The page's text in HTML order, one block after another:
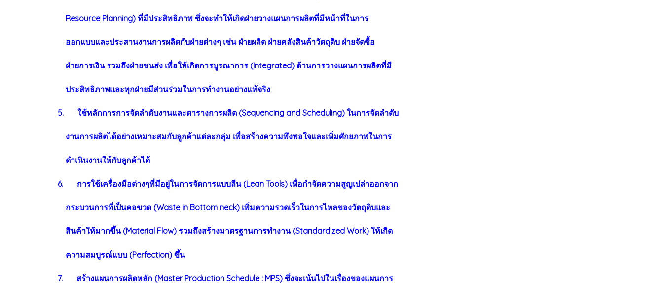
Resource Planning) ที่มีประสิทธิภาพ ซึ่งจะทำให้เกิดฝ่ายวางแผนการผลิตที่มีหน้าที่ในการ
ออกแบบและประสานงานการผลิตกับฝ่ายต่างๆ เช่น ฝ่ายผลิต ฝ่ายคลังสินค้าวัตถุดิบ ฝ่ายจัดซื้อ
ฝ่ายการเงิน รวมถึงฝ่ายขนส่ง เพื่อให้เกิดการบูรณาการ (Integrated) ด้านการวางแผนการผลิตที่มี
ประสิทธิภาพและทุกฝ่ายมีส่วนร่วมในการทำงานอย่างแท้จริง
5. ใช้หลักการการจัดลำดับงานและตารางการผลิต (Sequencing and Scheduling) ในการจัดลำดับ
งานการผลิตได้อย่างเหมาะสมกับลูกค้าแต่ละกลุ่ม เพื่อสร้างความพึงพอใจและเพิ่มศักยภาพในการ
ดำเนินงานให้กับลูกค้าได้
6. การใช้เครื่องมือต่างๆที่มีอยู่ในการจัดการแบบลีน (Lean Tools) เพื่อกำจัดความสูญเปล่าออกจาก
กระบวนการที่เป็นคอขวด (Waste in Bottom neck) เพิ่มความรวดเร็วในการไหลของวัตถุดิบและ
สินค้าให้มากขึ้น (Material Flow) รวมถึงสร้างมาตรฐานการทำงาน (Standardized Work) ให้เกิด
ความสมบูรณ์แบบ (Perfection) ขึ้น
7. สร้างแผนการผลิตหลัก (Master Production Schedule : MPS) ซึ่งจะเน้นไปในเรื่องของแผนการ